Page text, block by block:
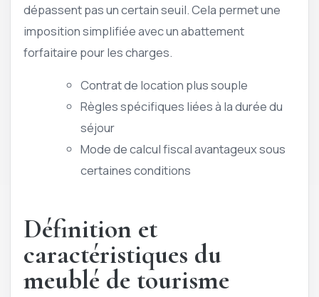
dépassent pas un certain seuil. Cela permet une
imposition simplifiée avec un abattement
forfaitaire pour les charges.
Contrat de location plus souple
Règles spécifiques liées à la durée du
séjour
Mode de calcul fiscal avantageux sous
certaines conditions
Définition et
caractéristiques du
meublé de tourisme